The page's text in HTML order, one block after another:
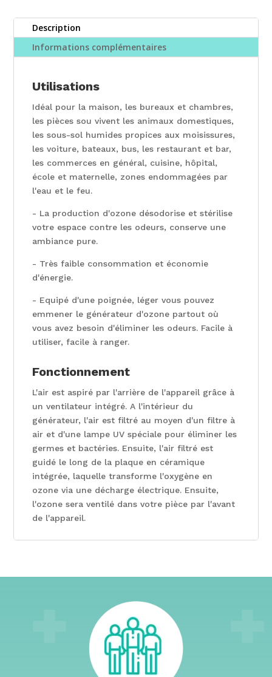
Description
Informations complémentaires
Utilisations
Idéal pour la maison, les bureaux et chambres,
les pièces sou vivent les animaux domestiques,
les sous-sol humides propices aux moisissures,
les voiture, bateaux, bus, les restaurant et bar,
les commerces en général, cuisine, hôpital,
école et maternelle, zones endommagées par
l'eau et le feu.
- La production d'ozone désodorise et stérilise
votre espace contre les odeurs, conserve une
ambiance pure.
- Très faible consommation et économie
d'énergie.
- Equipé d'une poignée, léger vous pouvez
emmener le générateur d'ozone partout où
vous avez besoin d'éliminer les odeurs. Facile à
utiliser, facile à ranger.
Fonctionnement
L'air est aspiré par l'arrière de l'appareil grâce à
un ventilateur intégré. A l'intérieur du
générateur, l'air est filtré au moyen d'un filtre à
air et d'une lampe UV spéciale pour éliminer les
germes et bactéries. Ensuite, l'air filtré est
guidé le long de la plaque en céramique
intégrée, laquelle transforme l'oxygène en
ozone via une décharge électrique. Ensuite,
l'ozone sera ventilé dans votre pièce par l'avant
de l'appareil.